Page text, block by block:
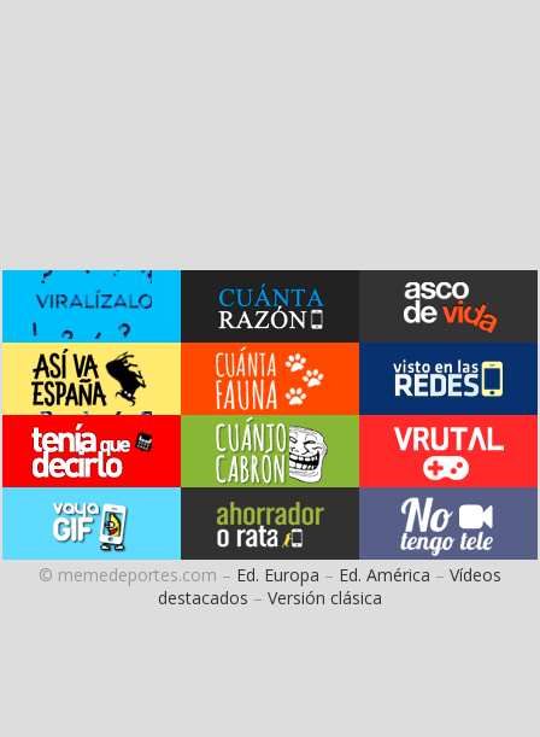
© memedeportes.com – Ed. Europa – Ed. América – Vídeos
destacados – Versión clásica